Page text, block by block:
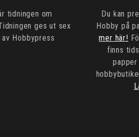
tidningen om
ges ut sex
Hobbypress
Du kan
Hobby på
mer här!
finns